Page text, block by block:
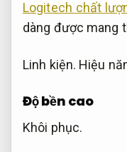
Logitech chất
dàng được mang
Linh kiện. Hiệu
Độ bền cao
Khôi phục.